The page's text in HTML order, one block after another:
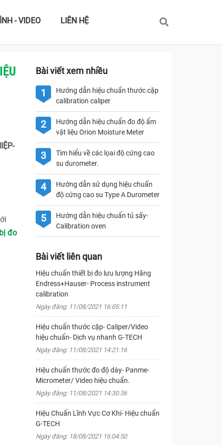
- VIDEO LIÊN HỆ
đo
Bài viết xem nhiều
1
Hướng dẫn hiệu chuẩn thước cặp
calibration caliper
2
Hướng dẫn hiệu chuẩn đo độ ẩm
vật liệu Orion Moisture Meter
3
Tìm hiểu về các lọai độ cứng cao
su durometer.
4
Hướng dẫn sử dụng hiệu chuẩn
độ cứng cao su Type A Durometer
5
Hướng dẫn hiệu chuẩn tủ sấy-
Calibration oven
Bài viết liên quan
Hiệu chuẩn thiết bị đo lưu lượng Hãng
Endress+Hauser- Process instrument
calibration
Ngày đăng: 11/08/2021 16:05:11
Hiệu chuẩn thước cặp- Caliper/Video
hiệu chuẩn- Dịch vụ nhanh G-TECH
Ngày đăng: 11/08/2021 14:21:16
Hiệu chuẩn thước đo độ dày- Panme-
Micrometer/ Video hiệu chuẩn.
Ngày đăng: 11/08/2021 14:30:36
Hiệu Chuẩn Lĩnh Vực Cơ Khí- Hiệu chuẩn
G-TECH
Ngày đăng: 18/08/2021 16:04:50